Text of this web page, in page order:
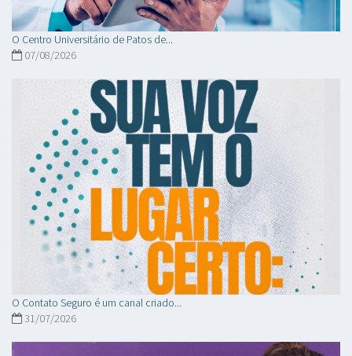
O Centro Universitário de Patos de...
07/08/2026
O Contato Seguro é um canal criado...
31/07/2026